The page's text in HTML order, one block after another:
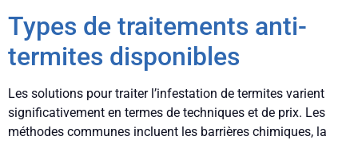
Types de traitements anti-
termites disponibles
Les solutions pour traiter l’infestation de termites varient
significativement en termes de techniques et de prix. Les
méthodes communes incluent les barrières chimiques, la